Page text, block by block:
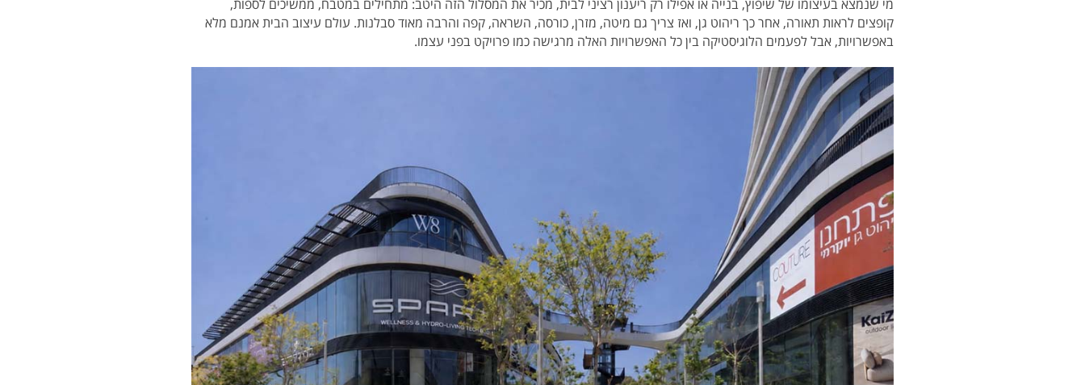
מי שנמצא בעיצומו של שיפוץ, בנייה או אפילו רק ריענון רציני לבית, מכיר את המסלול הזה היטב: מתחילים במטבח, ממשיכים לספות,
קופצים לראות תאורה, אחר כך ריהוט גן, ואז צריך גם מיטה, מזרן, כורסה, השראה, קפה והרבה מאוד סבלנות. עולם עיצוב הבית אמנם מלא
באפשרויות, אבל לפעמים הלוגיסטיקה בין כל האפשרויות האלה מרגישה כמו פרויקט בפני עצמו.